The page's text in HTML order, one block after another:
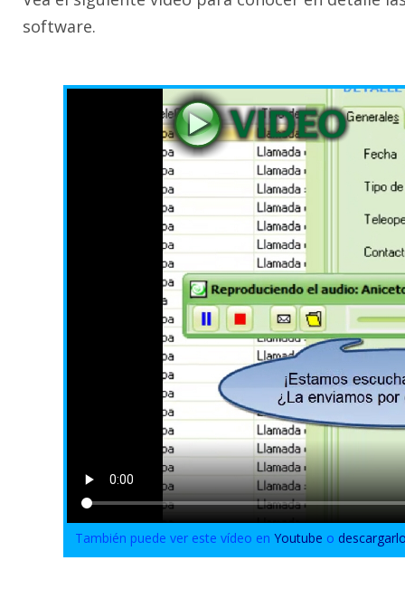
software.
También puede ver este vídeo enYoutube o